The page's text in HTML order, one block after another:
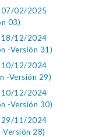
07/02/2025
03)
18/12/2024
-Versión 31)
10/12/2024
-Versión 29)
10/12/2024
-Versión 30)
29/11/2024
Versión 28)